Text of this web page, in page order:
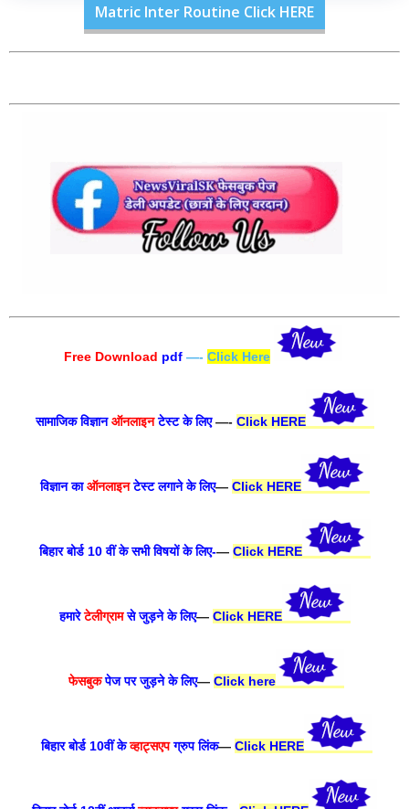
Matric Inter Routine Click HERE
Free Download pdf—- Click Here
सामाजिक विज्ञानऑनलाइनटेस्ट के लिए—- Click HERE
विज्ञान काऑनलाइनटेस्ट लगाने के लिए— Click HERE
बिहार बोर्ड 10 वीं के सभी विषयों के लिए-— Click HERE
हमारेटेलीग्रामसे जुड़ने के लिए— Click HERE
फेसबुकपेज पर जुड़ने के लिए— Click here
बिहार बोर्ड 10वीं केव्हाट्सएपग्रुप लिंक— Click HERE